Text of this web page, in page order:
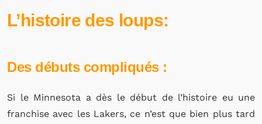
L’histoire des loups:
Des débuts compliqués :
Si le Minnesota a dès le début de l’histoire eu une
franchise avec les Lakers, ce n’est que bien plus tard